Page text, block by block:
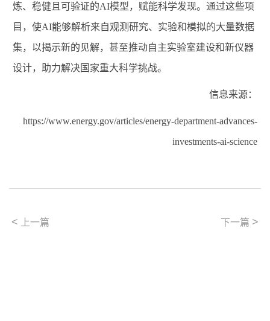
炼、稳健且可验证的AI模型，赋能科学发现。通过这些项
目，使AI能够解析来自观测研究、实验和模拟的大量数据
集，以揭示新的见解，甚至推动自主实验室建设和新仪器
设计，助力解决国家重大科学挑战。
信息来源：
https://www.energy.gov/articles/energy-department-advances-
investments-ai-science
< 上一篇 下一篇 >